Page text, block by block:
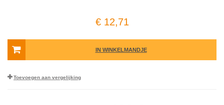
€ 12,71
IN WINKELMANDJE
Toevoegen aan vergelijking